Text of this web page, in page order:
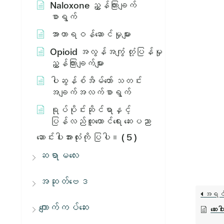
Naloxone ညွှန်ကြားချက်
စာရွက်
အာဟာရဝန်ဆောင်မှုများ
Opioid အလွန်အကျွံ တုံ့ပြန်မှု
ညွှန်ကြားချက်များ
ပါဆွန်စ်အိမ်တော် သတင်း
အချက်အလက်စာရွက်
ရုပ်ပိုင်းဆိုင်ရာနှင့်
ပြန်လည်ထူထောင်ရေး ဆေးပညာ
ဆောင်းပါးအားလုံးကို ပြပါ။ ( 5 )
ဆရာမလေး
အဆုတ်ဗေဒ
ကျောက်ကပ်ဆေး
အရ
ဆေး